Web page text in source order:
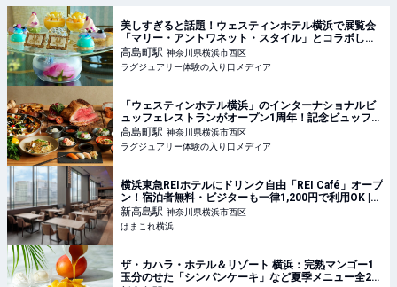
美しすぎると話題！ウェスティンホテル横浜で展覧会
「マリー・アントワネット・スタイル」とコラボした
アフタヌーンティーが開催中【実食レポート】
高島町駅 神奈川県横浜市西区
ラグジュアリー体験の入り口メディア
「ウェスティンホテル横浜」のインターナショナルビ
ュッフェレストランがオープン1周年！記念ビュッフェ
を堪能
高島町駅 神奈川県横浜市西区
ラグジュアリー体験の入り口メディア
横浜東急REIホテルにドリンク自由「REI Café」オープ
ン！宿泊者無料・ビジターも一律1,200円で利用OK |
はまこれ横浜
新高島駅 神奈川県横浜市西区
はまこれ横浜
ザ・カハラ・ホテル＆リゾート 横浜：完熟マンゴー1
玉分のせた「シンパンケーキ」など夏季メニュー全2